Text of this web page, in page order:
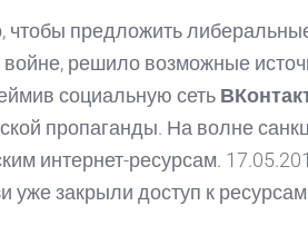
чтобы предложить
решило возможные
социальную сеть
пропаганды. На волне
интернет-ресурсам.
уже закрыли доступ к ресурсам